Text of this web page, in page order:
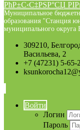
РћР±С‹С‡РЅР°СЏ
Муниципальное
образования "Станция
муниципального округа
309210,
Васильева, 2
+7 (47231) 5-65-
Войти
Логин
Пароль